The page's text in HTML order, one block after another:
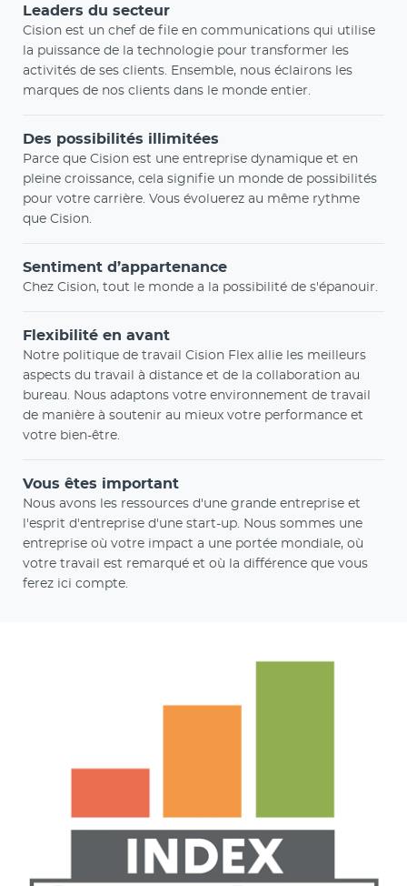
Leaders du secteur
Cision est un chef de file en communications qui utilise
la puissance de la technologie pour transformer les
activités de ses clients. Ensemble, nous éclairons les
marques de nos clients dans le monde entier.
Des possibilités illimitées
Parce que Cision est une entreprise dynamique et en
pleine croissance, cela signifie un monde de possibilités
pour votre carrière. Vous évoluerez au même rythme
que Cision.
Sentiment d’appartenance
Chez Cision, tout le monde a la possibilité de s'épanouir.
Flexibilité en avant
Notre politique de travail Cision Flex allie les meilleurs
aspects du travail à distance et de la collaboration au
bureau. Nous adaptons votre environnement de travail
de manière à soutenir au mieux votre performance et
votre bien-être.
Vous êtes important
Nous avons les ressources d'une grande entreprise et
l'esprit d'entreprise d'une start-up. Nous sommes une
entreprise où votre impact a une portée mondiale, où
votre travail est remarqué et où la différence que vous
ferez ici compte.